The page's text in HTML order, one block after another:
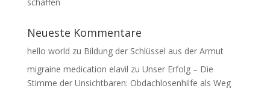
Neueste Kommentare
hello world zu Bildung der Schlüssel aus der Armut
migraine medication elavil zu Unser Erfolg – Die
Stimme der Unsichtbaren: Obdachlosenhilfe als Weg